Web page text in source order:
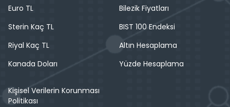
Euro TL
Sterin Kaç TL
Riyal Kaç TL
Kanada Doları
Bilezik Fiyatları
BIST 100 Endeksi
Altın Hesaplama
Yüzde Hesaplama
Kişisel Verilerin Korunması
Politikası